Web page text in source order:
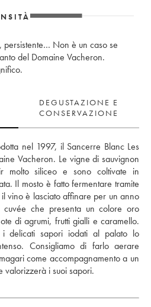
persistente… Non è un caso se
del Domaine Vacheron.
DEGUSTAZIONE E
CONSERVAZIONE
nel 1997, il Sancerre Blanc Les
Vacheron. Le vigne di sauvignon
molto siliceo e sono coltivate in
Il mosto è fatto fermentare tramite
vino è lasciato affinare per un anno
che presenta un colore oro
di agrumi, frutti gialli e caramello.
i delicati sapori iodati al palato lo
Consigliamo di farlo aerare
come accompagnamento a un
valorizzerà i suoi sapori.